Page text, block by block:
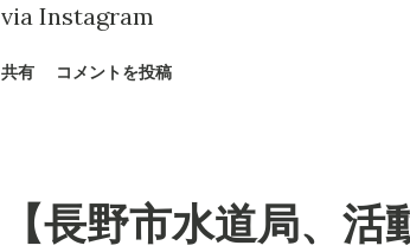
via Instagram
共有 コメントを投稿
【長野市水道局、